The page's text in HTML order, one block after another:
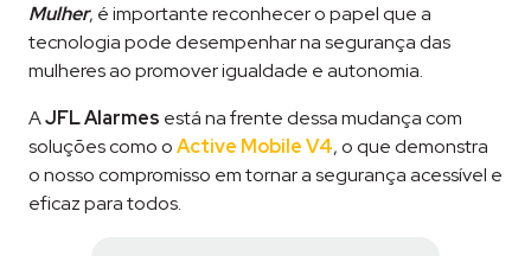
Mulher, é importante reconhecer o papel que a
tecnologia pode desempenhar na segurança das
mulheres ao promover igualdade e autonomia.
AJFL Alarmes está na frente dessa mudança com
soluções como oActive Mobile V4, o que demonstra
o nosso compromisso em tornar a segurança acessível e
eficaz para todos.